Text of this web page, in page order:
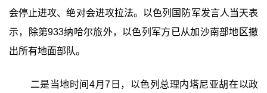
会停止进攻、绝对会进攻拉法。以色列国防军发言人当天表
示，除第933纳哈尔旅外，以色列军方已从加沙南部地区撤
出所有地面部队。
二是当地时间4月7日，以色列总理内塔尼亚胡在以政